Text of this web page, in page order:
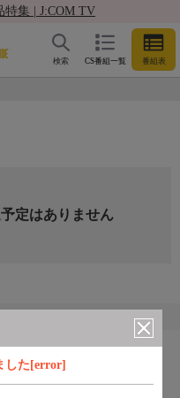
特集 | J:COM TV
CS番組一覧 番組表
検索
した[error]
定はありません